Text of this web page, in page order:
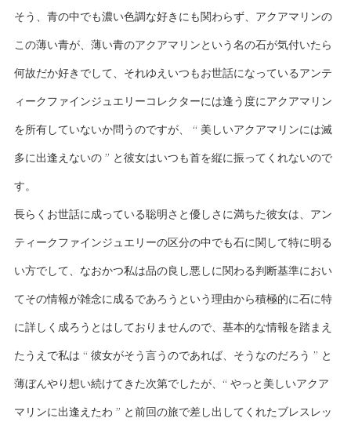
そう、青の中でも濃い色調な好きにも関わらず、アクアマリンの
この薄い青が、薄い青のアクアマリンという名の石が気付いたら
何故だか好きでして、それゆえいつもお世話になっているアンテ
ィークファインジュエリーコレクターには逢う度にアクアマリン
を所有していないか問うのですが、 “ 美しいアクアマリンには滅
多に出逢えないの ” と彼女はいつも首を縦に振ってくれないので
す。
長らくお世話に成っている聡明さと優しさに満ちた彼女は、アン
ティークファインジュエリーの区分の中でも石に関して特に明る
い方でして、なおかつ私は品の良し悪しに関わる判断基準におい
てその情報が雑念に成るであろうという理由から積極的に石に特
に詳しく成ろうとはしておりませんので、基本的な情報を踏まえ
たうえで私は “ 彼女がそう言うのであれば、そうなのだろう ” と
薄ぼんやり想い続けてきた次第でしたが、“ やっと美しいアクア
マリンに出逢えたわ ” と前回の旅で差し出してくれたブレスレッ